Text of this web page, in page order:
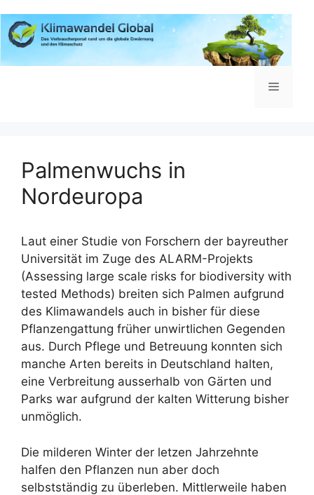
Inhalt
springen
Menü
Palmenwuchs in
Nordeuropa
Laut einer Studie von Forschern der bayreuther
Universität im Zuge des ALARM-Projekts
(Assessing large scale risks for biodiversity with
tested Methods) breiten sich Palmen aufgrund
des Klimawandels auch in bisher für diese
Pflanzengattung früher unwirtlichen Gegenden
aus. Durch Pflege und Betreuung konnten sich
manche Arten bereits in Deutschland halten,
eine Verbreitung ausserhalb von Gärten und
Parks war aufgrund der kalten Witterung bisher
unmöglich.
Die milderen Winter der letzen Jahrzehnte
halfen den Pflanzen nun aber doch
selbstständig zu überleben. Mittlerweile haben